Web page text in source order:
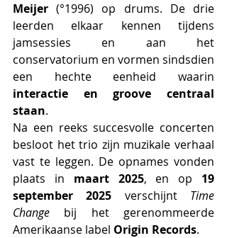
Meijer (°1996) op drums. De drie
leerden elkaar kennen tijdens
jamsessies en aan het
conservatorium en vormen sindsdien
interactie en groove centraal
staan.
Na een reeks succesvolle concerten
besloot het trio zijn muzikale verhaal
vast te leggen. De opnames vonden
plaats in maart 2025, en op 19
september 2025 verschijnt Time
Change bij het gerenommeerde
Amerikaanse label Origin Records.